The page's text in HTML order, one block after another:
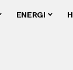
ENERGI